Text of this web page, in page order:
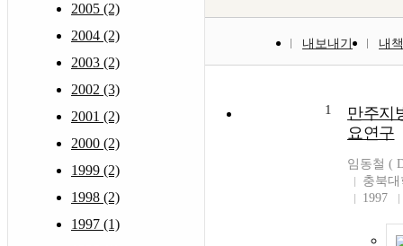
2005 (2)
2004 (2)
2003 (2)
2002 (3)
2001 (2)
2000 (2)
1999 (2)
1998 (2)
1997 (1)
내보내기 내
1
만주지
요연구
임동철 (
충북
1997